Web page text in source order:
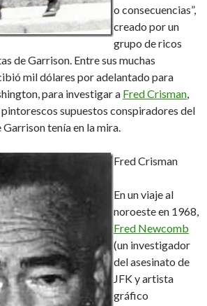
o consecuencias”,
creado por un
grupo de ricos
de Garrison. Entre sus muchas
mil dólares por adelantado para
para investigar a Fred Crisman,
supuestos conspiradores del
Garrison tenía en la mira.
Fred Crisman
En un viaje al
noroeste en 1968,
Fred Newcomb
(un investigador
del asesinato de
JFK y artista
gráfico